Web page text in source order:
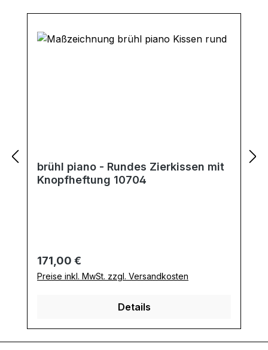
brühl piano - Rundes Zierkissen mit
Knopfheftung 10704
Regulärer Preis:
171,00 €
Preise inkl. MwSt. zzgl. Versandkosten
Details